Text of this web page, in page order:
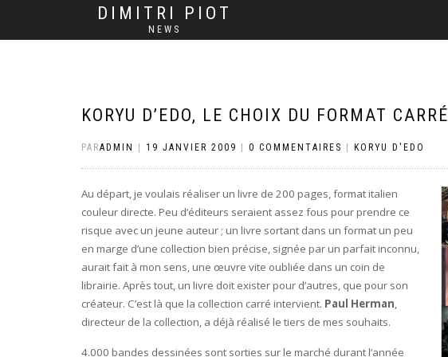
DIMITRI PIOT
NEWS
KORYU D’EDO, LE CHOIX DU FORMAT CARRÉ
PARADMIN 19 JANVIER 2009 0 COMMENTAIRES KORYU D'EDO
Au départ, je voulais réaliser un livre de 200 pages, format italien
couleur directe. Peu d’éditeurs seraient assez fous pour prendre ce
risque avec un jeune auteur ; un livre sortant dans un format un peu
en marge d’une collection bien précise, signée par un parfait inconnu,
aurait fait à mon sens, une œuvre vite oubliée dans un coin de
librairie. Après tout, un livre doit exister pour d’autres, que pour son
créateur. C’est là que la collection carré intervient. Paul Herman,
directeur de la collection, a déjà réalisé le tiers de mes souhaits.
4.000 bandes dessinées sont sorties sur le marché durant l’année